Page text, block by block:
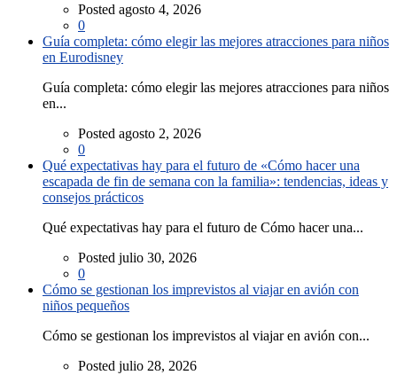
Posted agosto 4, 2026
0
Guía completa: cómo elegir las mejores atracciones para niños
en Eurodisney
Guía completa: cómo elegir las mejores atracciones para niños
en...
Posted agosto 2, 2026
0
Qué expectativas hay para el futuro de «Cómo hacer una
escapada de fin de semana con la familia»: tendencias, ideas y
consejos prácticos
Qué expectativas hay para el futuro de Cómo hacer una...
Posted julio 30, 2026
0
Cómo se gestionan los imprevistos al viajar en avión con
niños pequeños
Cómo se gestionan los imprevistos al viajar en avión con...
Posted julio 28, 2026